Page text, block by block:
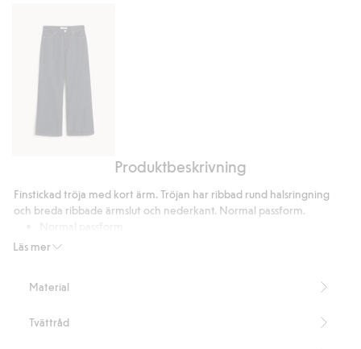
betyg
high
Produktbeskrivning
Läs mer
Finstickad tröja med kort ärm. Tröjan har ribbad rund halsringning
och breda ribbade ärmslut och nederkant. Normal passform.
Kort ärm
Artikelnummer
Material
Tvättråd